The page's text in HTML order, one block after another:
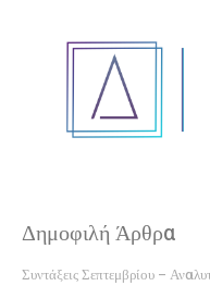
Δημοφιλή Άρθρα
Συντάξεις Σεπτεμβρίου –